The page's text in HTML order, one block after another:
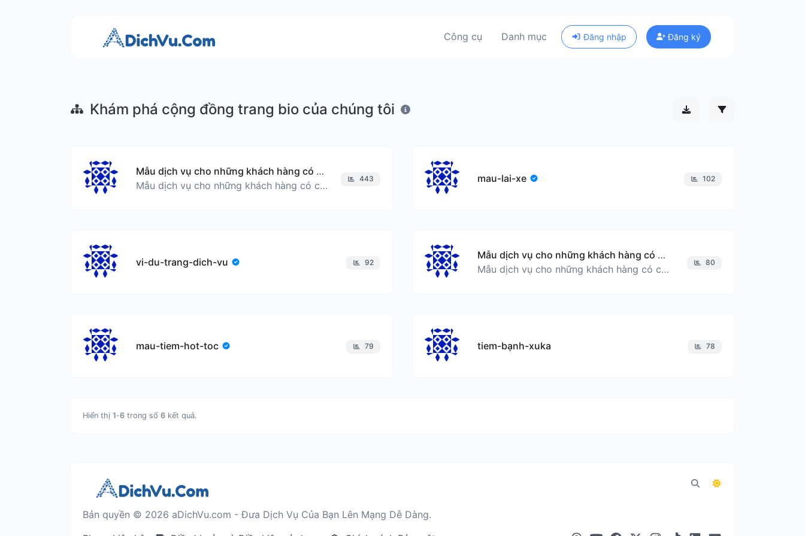
Công cụ Danh mục Đăng nhập Đăng ký
Khám phá cộng đồng trang bio của chúng tôi
Mẫu dịch vụ cho những khách hàng có các tiệm bánh
Mẫu dịch vụ cho những khách hàng có các tiệm bánh
443 mau-lai-xe 102
vi-du-trang-dich-vu 92
Mẫu dịch vụ cho những khách hàng có các tiệm bánh
Mẫu dịch vụ cho những khách hàng có các tiệm bánh
80
mau-tiem-hot-toc 79 tiem-bạnh-xuka 78
Hiển thị 1-6 trong số 6 kết quả.
Bản quyền © 2026 aDichVu.com - Đưa Dịch Vụ Của Bạn Lên Mạng Dễ Dàng.